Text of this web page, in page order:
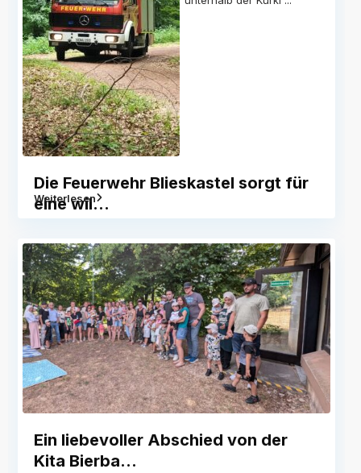
Die Feuerwehr Blieskastel sorgt für
eine wil...
Weiterlesen
Ein liebevoller Abschied von der
Kita Bierba...